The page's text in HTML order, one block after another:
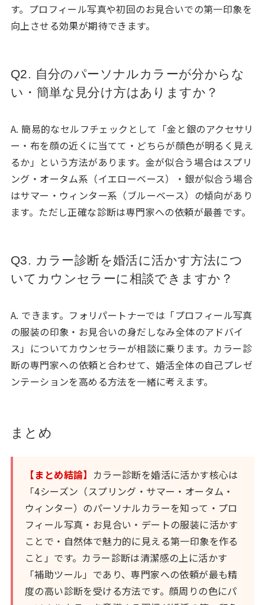
す。プロフィール写真や初回のお見合いでの第一印象を
向上させる効果が期待できます。
Q2. 自分のパーソナルカラーが分からな
い・簡単な見分け方はありますか？
A. 簡易的なセルフチェックとして「金と銀のアクセサリ
ー・布を顔の近くに当てて・どちらが顔色が明るく見え
るか」という方法があります。金が似合う場合はスプリ
ング・オータム系（イエローベース）・銀が似合う場合
はサマー・ウィンター系（ブルーベース）の傾向があり
ます。ただし正確な診断は専門家への依頼が最善です。
Q3. カラー診断を婚活に活かす方法につ
いてカウンセラーに相談できますか？
A. できます。フォリパートナーでは「プロフィール写真
の服装の印象・お見合いの身だしなみ全体のアドバイ
ス」についてカウンセラーが相談に乗ります。カラー診
断の専門家への依頼と合わせて、婚活全体の自己プレゼ
ンテーションを高める方法を一緒に考えます。
まとめ
【まとめ結論】 カラー診断を婚活に活かす核心は
「4シーズン（スプリング・サマー・オータム・
ウィンター）のパーソナルカラーを知って・プロ
フィール写真・お見合い・デートの服装に活かす
ことで・自然体で魅力的に見える第一印象を作る
こと」です。カラー診断は清潔感の上に活かす
「補助ツール」であり、専門家への依頼が最も精
度の高い診断を受ける方法です。顔周りの色にパ